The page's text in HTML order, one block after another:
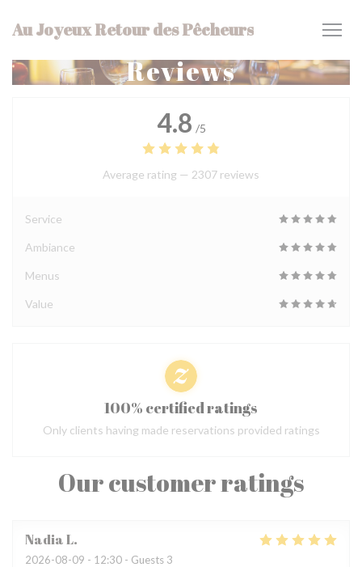
Au Joyeux Retour des Pêcheurs
Reviews
Our customer ratings
NadiaL
2026-08-09 - 12:30 - Guests 3
4.8 /5
Average rating — 2307 reviews
Service
Ambiance
Menus
Value
100% certified ratings
Only clients having made reservations provided ratings